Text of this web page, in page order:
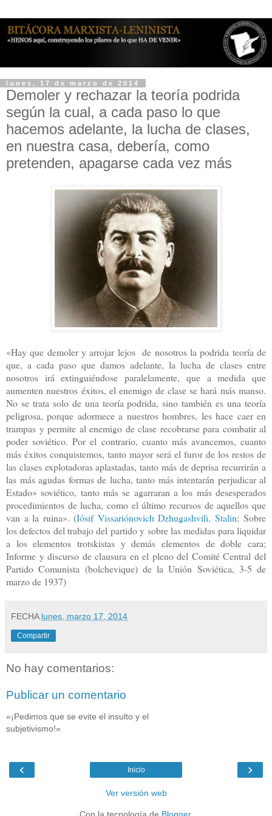
lunes, 17 de marzo de 2014
Demoler y rechazar la teoría podrida
según la cual, a cada paso lo que
hacemos adelante, la lucha de clases,
en nuestra casa, debería, como
pretenden, apagarse cada vez más
«Hay que demoler y arrojar lejos de nosotros la podrida teoría de
que, a cada paso que damos adelante, la lucha de clases entre
nosotros irá extinguiéndose paralelamente, que a medida que
aumenten nuestros éxitos, el enemigo de clase se hará más manso.
No se trata solo de una teoría podrida, sino también es una teoría
peligrosa, porque adormece a nuestros hombres, les hace caer en
trampas y permite al enemigo de clase recobrarse para combatir al
poder soviético. Por el contrario, cuanto más avancemos, cuanto
más éxitos conquistemos, tanto mayor será el furor de los restos de
las clases explotadoras aplastadas, tanto más de deprisa recurrirán a
las más agudas formas de lucha, tanto más intentarán perjudicar al
Estado» soviético, tanto más se agarraran a los más desesperados
procedimientos de lucha, como el último recursos de aquellos que
van a la ruina». (Iósif Vissariónovich Dzhugashvili, Stalin; Sobre
los defectos del trabajo del partido y sobre las medidas para liquidar
a los elementos trotskistas y demás elementos de doble cara;
Informe y discurso de clausura en el pleno del Comité Central del
Partido Comunista (bolchevique) de la Unión Soviética, 3-5 de
marzo de 1937)
FECHA lunes, marzo 17, 2014
Compartir
No hay comentarios:
Publicar un comentario
«¡Pedimos que se evite el insulto y el
subjetivismo!»
‹ ›
Inicio
Ver versión web
Con la tecnología de Blogger.